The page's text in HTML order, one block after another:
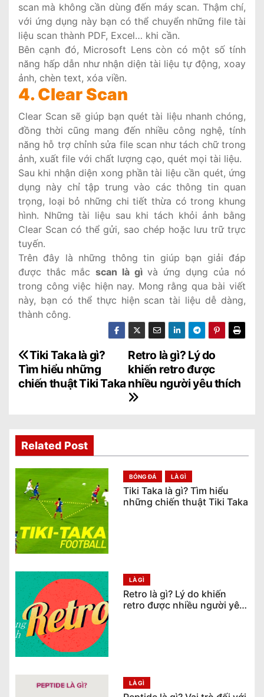
scan mà không cần dùng đến máy scan. Thậm chí,
với ứng dụng này bạn có thể chuyển những file tài
liệu scan thành PDF, Excel… khi cần.
Bên cạnh đó, Microsoft Lens còn có một số tính
năng hấp dẫn như nhận diện tài liệu tự động, xoay
ảnh, chèn text, xóa viền.
4. Clear Scan
Clear Scan sẽ giúp bạn quét tài liệu nhanh chóng,
đồng thời cũng mang đến nhiều công nghệ, tính
năng hỗ trợ chỉnh sửa file scan như tách chữ trong
ảnh, xuất file với chất lượng cạo, quét mọi tài liệu.
Sau khi nhận diện xong phần tài liệu cần quét, ứng
dụng này chỉ tập trung vào các thông tin quan
trọng, loại bỏ những chi tiết thừa có trong khung
hình. Những tài liệu sau khi tách khỏi ảnh bằng
Clear Scan có thể gửi, sao chép hoặc lưu trữ trực
tuyến.
Trên đây là những thông tin giúp bạn giải đáp
được thắc mắc scan là gìvà ứng dụng của nó
trong công việc hiện nay. Mong rằng qua bài viết
này, bạn có thể thực hiện scan tài liệu dễ dàng,
thành công.
Đ
i
h
ư
ớ
g
b
à
i
v
i
ế
Retro là gì? Lý do
khiến retro được
nhiều người yêu thích
Tiki Taka là gì?
Tìm hiểu những
chiến thuật Tiki Taka
Related Post
BÓNG ĐÁ LÀ GÌ
Tiki Taka là gì? Tìm hiểu
những chiến thuật Tiki Taka
LÀ GÌ
Retro là gì? Lý do khiến
retro được nhiều người yêu
LÀ GÌ